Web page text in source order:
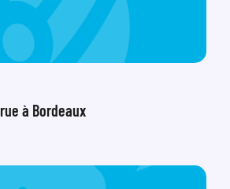
à Bordeaux